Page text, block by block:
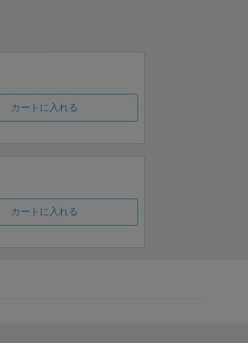
カートに入れる
カートに入れる